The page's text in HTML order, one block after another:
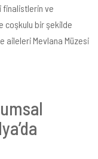
finalistlerin ve
coşkulu bir şekilde
aileleri Mevlana Müzesi